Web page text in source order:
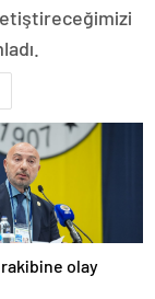
rakibine olay